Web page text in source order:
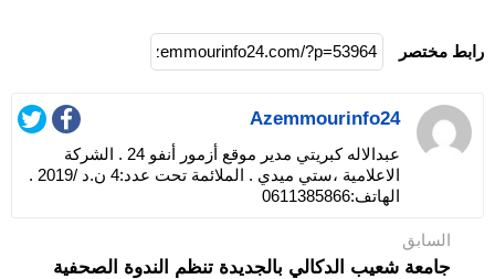
رابط مختصر
Azemmourinfo24
عبدالاله كبريتي مدير موقع أزمور أنفو 24 . الشركة
الاعلامية ،ستي ميدي . الملائمة تحت عدد:4 ن.د /2019 .
الهاتف:0611385866
السابق
جامعة شعيب الدكالي بالجديدة تنظم الندوة الصحفية